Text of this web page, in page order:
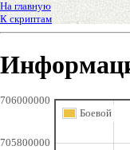
На главную
К скриптам
705800000
706000000
Боевой